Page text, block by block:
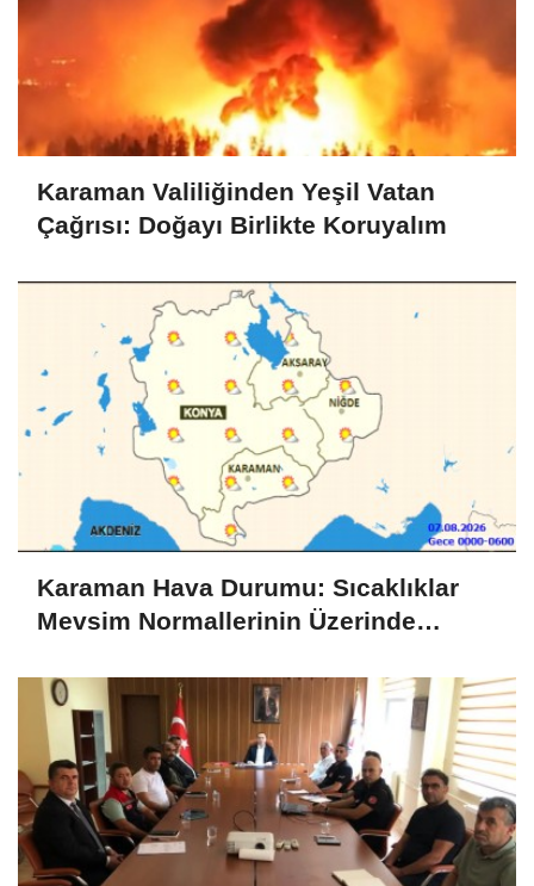
Karaman Valiliğinden Yeşil Vatan
Çağrısı: Doğayı Birlikte Koruyalım
Karaman Hava Durumu: Sıcaklıklar
Mevsim Normallerinin Üzerinde